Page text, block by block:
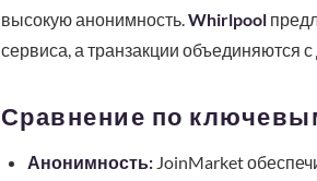
высокую анонимность.Whirlpool
сервиса, а транзакции объединяются
Сравнение по
Анонимность:JoinMarket